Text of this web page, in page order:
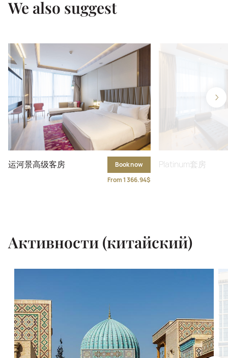
We also suggest
运河景高级客房
Book now
From 1 366.94$
Platinum套房
Активности (китайский)